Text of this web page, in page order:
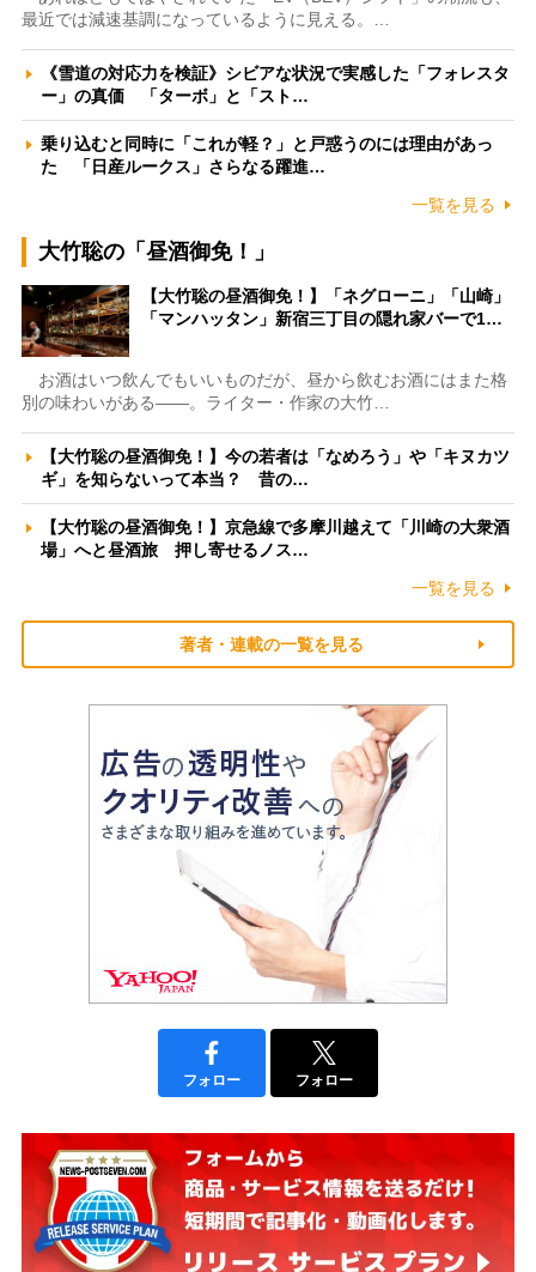
最近では減速基調になっているように見える。…
《雪道の対応力を検証》シビアな状況で実感した「フォレスタ
ー」の真価 「ターボ」と「スト…
乗り込むと同時に「これが軽？」と戸惑うのには理由があっ
た 「日産ルークス」さらなる躍進…
一覧を見る
大竹聡の「昼酒御免！」
【大竹聡の昼酒御免！】「ネグローニ」「山崎」
「マンハッタン」新宿三丁目の隠れ家バーで1…
お酒はいつ飲んでもいいものだが、昼から飲むお酒にはまた格
別の味わいがある――。ライター・作家の大竹…
【大竹聡の昼酒御免！】今の若者は「なめろう」や「キヌカツ
ギ」を知らないって本当？ 昔の…
【大竹聡の昼酒御免！】京急線で多摩川越えて「川崎の大衆酒
場」へと昼酒旅 押し寄せるノス…
一覧を見る
著者・連載の一覧を見る
フォロー フォロー